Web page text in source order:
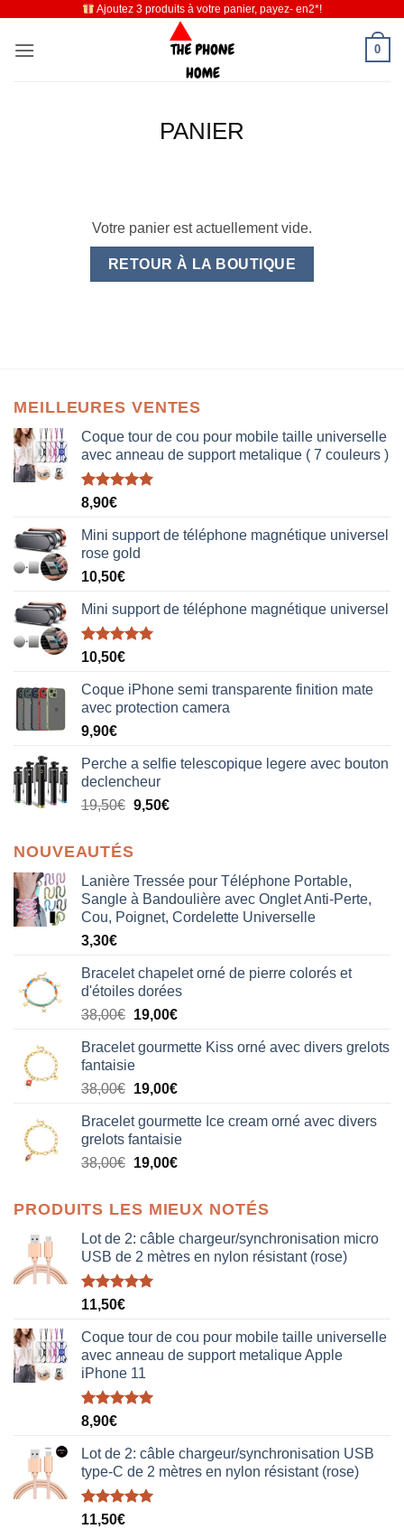
contenu
Ajoutez 3 produits à votre panier, payez- en2*!
0
PANIER
Votre panier est actuellement vide.
RETOUR À LA BOUTIQUE
MEILLEURES VENTES
Coque tour de cou pour mobile taille universelle
avec anneau de support metalique ( 7 couleurs )
Note5.00
8,90€
Mini support de téléphone magnétique universel
rose gold
10,50€
Mini support de téléphone magnétique universel
Note5.00
10,50€
Coque iPhone semi transparente finition mate
avec protection camera
9,90€
Perche a selfie telescopique legere avec bouton
declencheur
19,50€ 9,50€
NOUVEAUTÉS
Lanière Tressée pour Téléphone Portable,
Sangle à Bandoulière avec Onglet Anti-Perte,
Cou, Poignet, Cordelette Universelle
3,30€
Bracelet chapelet orné de pierre colorés et
d'étoiles dorées
38,00€ Le
initial
était :
38,00€.
19,00€Le
actuel
19,00€.
Bracelet gourmette Kiss orné avec divers grelots
fantaisie
38,00€ Le
initial
était :
38,00€.
19,00€Le
actuel
est :
19,00€.
Bracelet gourmette Ice cream orné avec divers
grelots fantaisie
38,00€ Le
était :
38,00€.
19,00€Le
est :
19,00€.
PRODUITS LES MIEUX NOTÉS
Lot de 2: câble chargeur/synchronisation micro
USB de 2 mètres en nylon résistant (rose)
Note5.00
11,50€
Coque tour de cou pour mobile taille universelle
avec anneau de support metalique Apple
iPhone 11
Note5.00
8,90€
Lot de 2: câble chargeur/synchronisation USB
type-C de 2 mètres en nylon résistant (rose)
Note5.00
11,50€